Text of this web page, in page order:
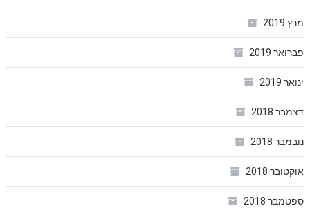
מרץ 2019
פברואר 2019
ינואר 2019
דצמבר 2018
נובמבר 2018
אוקטובר 2018
ספטמבר 2018